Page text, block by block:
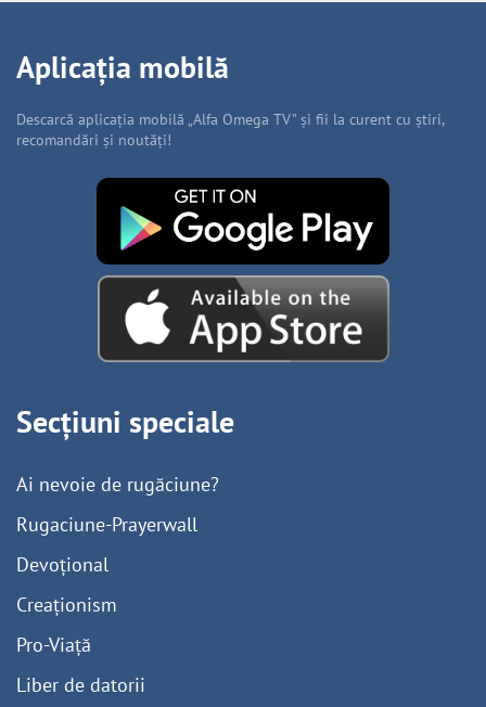
Aplicația mobilă
Descarcă aplicația mobilă „Alfa Omega TV” și fii la curent cu știri,
recomandări și noutăți!
Secțiuni speciale
Ai nevoie de rugăciune?
Rugaciune-Prayerwall
Devoțional
Creaționism
Pro-Viață
Liber de datorii